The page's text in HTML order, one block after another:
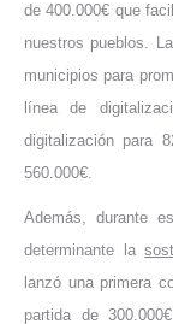
de 400.000€ que
nuestros pueblos.
municipios para
línea de
digitalización para
560.000€.
Además, durante
determinante la
lanzó una primera
partida de